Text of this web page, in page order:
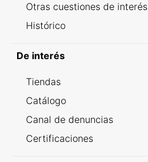
Otras cuestiones de interés
Histórico
De interés
Tiendas
Catálogo
Canal de denuncias
Certificaciones